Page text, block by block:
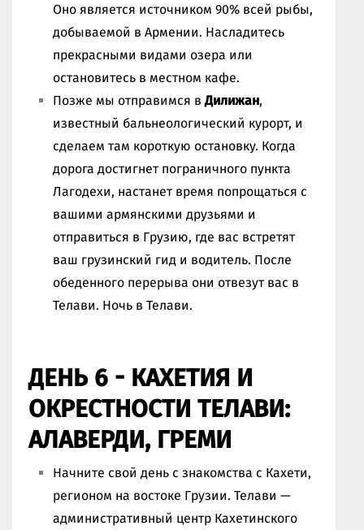
Оно является источником 90% всей рыбы,
добываемой в Армении. Насладитесь
прекрасными видами озера или
остановитесь в местном кафе.
Позже мы отправимся вДилижан,
известный бальнеологический курорт, и
сделаем там короткую остановку. Когда
дорога достигнет пограничного пункта
Лагодехи, настанет время попрощаться с
вашими армянскими друзьями и
отправиться в Грузию, где вас встретят
ваш грузинский гид и водитель. После
обеденного перерыва они отвезут вас в
Телави. Ночь в Телави.
ДЕНЬ 6 - КАХЕТИЯ И
ОКРЕСТНОСТИ ТЕЛАВИ:
АЛАВЕРДИ, ГРЕМИ
Начните свой день с знакомства с Кахети,
регионом на востоке Грузии. Телави —
административный центр Кахетинского